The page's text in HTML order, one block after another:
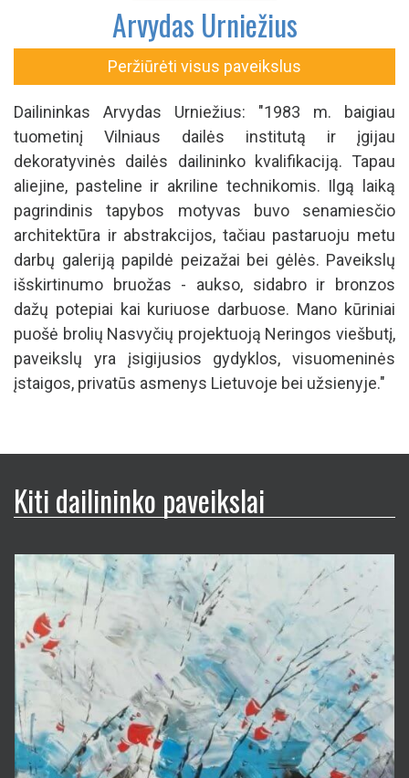
Arvydas Urniežius
Peržiūrėti visus paveikslus
Dailininkas Arvydas Urniežius: "1983 m. baigiau
tuometinį Vilniaus dailės institutą ir įgijau
dekoratyvinės dailės dailininko kvalifikaciją. Tapau
aliejine, pasteline ir akriline technikomis. Ilgą laiką
pagrindinis tapybos motyvas buvo senamiesčio
architektūra ir abstrakcijos, tačiau pastaruoju metu
darbų galeriją papildė peizažai bei gėlės. Paveikslų
išskirtinumo bruožas - aukso, sidabro ir bronzos
dažų potepiai kai kuriuose darbuose. Mano kūriniai
puošė brolių Nasvyčių projektuoją Neringos viešbutį,
paveikslų yra įsigijusios gydyklos, visuomeninės
įstaigos, privatūs asmenys Lietuvoje bei užsienyje."
Kiti dailininko paveikslai